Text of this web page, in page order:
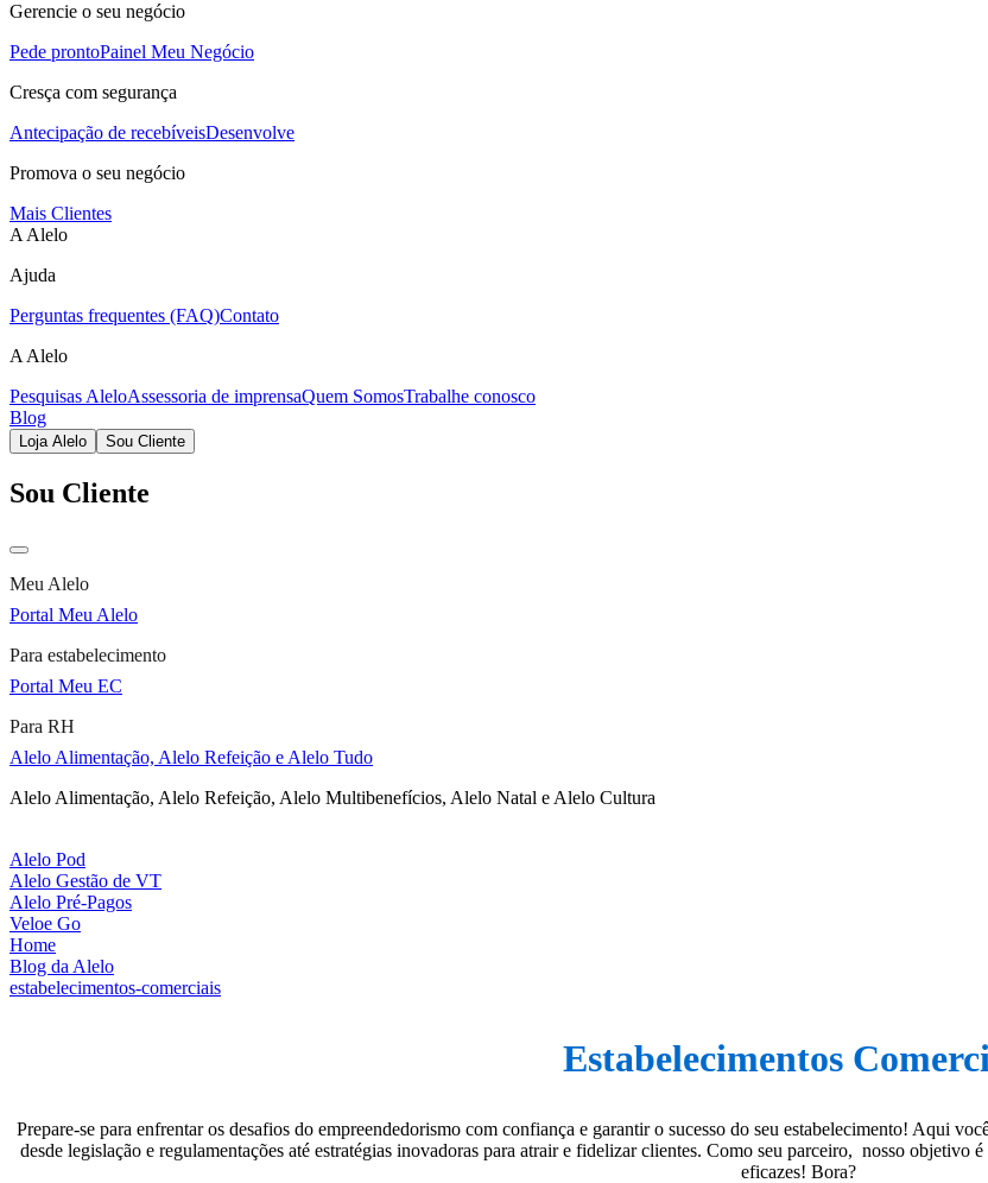
Gerencie o seu negócio
Pede prontoPainel Meu Negócio
Cresça com segurança
Antecipação de recebíveisDesenvolve
Promova o seu negócio
Mais Clientes
A Alelo
Ajuda
Perguntas frequentes (FAQ)Contato
A Alelo
Pesquisas AleloAssessoria de imprensaQuem SomosTrabalhe conosco
Blog
Loja Alelo Sou Cliente
Sou Cliente
Meu Alelo
Portal Meu Alelo
Para estabelecimento
Portal Meu EC
Para RH
Alelo Alimentação, Alelo Refeição e Alelo Tudo
Alelo Alimentação, Alelo Refeição, Alelo Multibenefícios, Alelo Natal e Alelo Cultura
Alelo Pod
Alelo Gestão de VT
Alelo Pré-Pagos
Veloe Go
Home
Blog da Alelo
estabelecimentos-comerciais
Estabelecimentos
Prepare-se para enfrentar os desafios do empreendedorismo com confiança e garantir o sucesso do seu estabelecimento! Aqui
desde legislação e regulamentações até estratégias inovadoras para atrair e fidelizar clientes. Como seu parceiro, nosso objetivo
eficazes! Bora?